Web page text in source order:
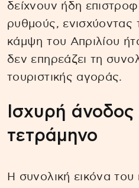
δείχνουν ήδη
ρυθμούς, ενισχύοντας
κάμψη του Απριλίου
δεν επηρεάζει τη
τουριστικής αγοράς.
Ισχυρή
τετράμηνο
Η συνολική εικόνα